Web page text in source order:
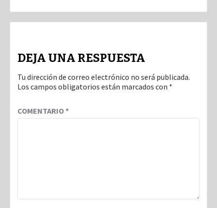
DEJA UNA RESPUESTA
Tu dirección de correo electrónico no será publicada.
Los campos obligatorios están marcados con *
COMENTARIO*